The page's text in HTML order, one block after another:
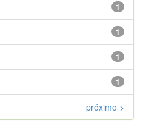
1
1
1
1
próximo >